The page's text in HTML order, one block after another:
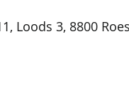
Loods 3, 8800